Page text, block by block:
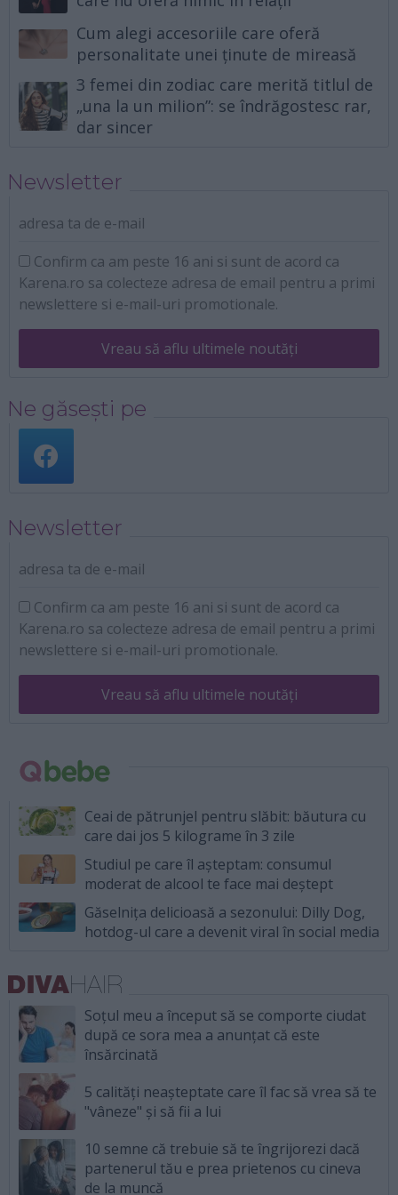
Cum alegi accesoriile care oferă
personalitate unei ținute de mireasă
3 femei din zodiac care merită titlul de
„una la un milion”: se îndrăgostesc rar,
dar sincer
Newsletter
adresa ta de e-mail
Confirm ca am peste 16 ani si sunt de acord ca
Karena.ro sa colecteze adresa de email pentru a primi
newslettere si e-mail-uri promotionale.
Vreau să aflu ultimele noutăți
Ne găsești pe
Newsletter
adresa ta de e-mail
Confirm ca am peste 16 ani si sunt de acord ca
Karena.ro sa colecteze adresa de email pentru a primi
newslettere si e-mail-uri promotionale.
Vreau să aflu ultimele noutăți
Ceai de pătrunjel pentru slăbit: băutura cu
care dai jos 5 kilograme în 3 zile
Studiul pe care îl așteptam: consumul
moderat de alcool te face mai deștept
Găselnița delicioasă a sezonului: Dilly Dog,
hotdog-ul care a devenit viral în social media
Soțul meu a început să se comporte ciudat
după ce sora mea a anunțat că este
însărcinată
5 calități neașteptate care îl fac să vrea să te
"vâneze" și să fii a lui
10 semne că trebuie să te îngrijorezi dacă
partenerul tău e prea prietenos cu cineva
de la muncă